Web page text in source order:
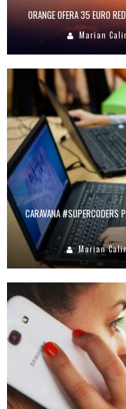
ORANGE OFERA 35 EURO
Marian
CARAVANA #SUPERCODERS
Marian